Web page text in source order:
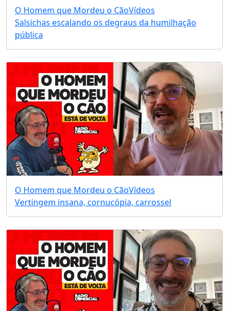
O Homem que Mordeu o CãoVídeos
Salsichas escalando os degraus da humilhação
pública
O Homem que Mordeu o CãoVídeos
Vertingem insana, cornucópia, carrossel